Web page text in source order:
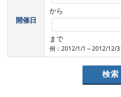
開催日
から
まで
例：2012/1/1～2012/12/